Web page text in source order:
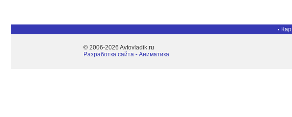
© 2006-2026 Avtovladik.ru
Разработка сайта - Aниматика